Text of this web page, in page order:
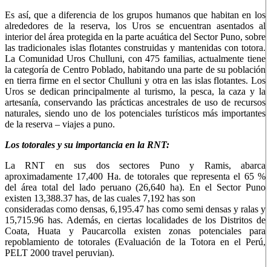
Es así, que a diferencia de los grupos humanos que habitan en los
alrededores de la reserva, los Uros se encuentran asentados al
interior del área protegida en la parte acuática del Sector Puno, sobre
las tradicionales islas flotantes construidas y mantenidas con totora.
La Comunidad Uros Chulluni, con 475 familias, actualmente tiene
la categoría de Centro Poblado, habitando una parte de su población
en tierra firme en el sector Chulluni y otra en las islas flotantes. Los
Uros se dedican principalmente al turismo, la pesca, la caza y la
artesanía, conservando las prácticas ancestrales de uso de recursos
naturales, siendo uno de los potenciales turísticos más importantes
de la reserva – viajes a puno.
Los totorales y su importancia en la RNT:
La RNT en sus dos sectores Puno y Ramis, abarca
aproximadamente 17,400 Ha. de totorales que representa el 65 %
del área total del lado peruano (26,640 ha). En el Sector Puno
existen 13,388.37 has, de las cuales 7,192 has son
consideradas como densas, 6,195.47 has como semi densas y ralas y
15,715.96 has. Además, en ciertas localidades de los Distritos de
Coata, Huata y Paucarcolla existen zonas potenciales para
repoblamiento de totorales (Evaluación de la Totora en el Perú,
PELT 2000 travel peruvian).